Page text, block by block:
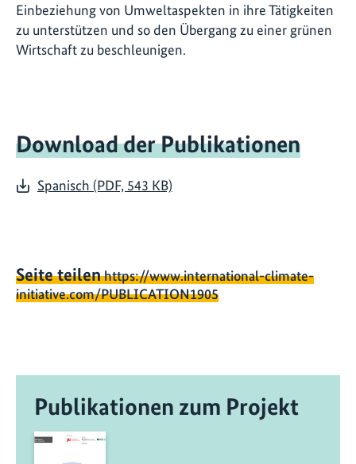
Einbeziehung von Umweltaspekten in ihre Tätigkeiten
zu unterstützen und so den Übergang zu einer grünen
Wirtschaft zu beschleunigen.
Download der Publikationen
Spanisch (PDF, 543 KB)
Seite teilenhttps://www.international-climate-
initiative.com/PUBLICATION1905
Publikationen zum Projekt